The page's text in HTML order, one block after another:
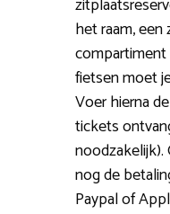
het raam,
fietsen moet
Voer hierna
tickets
nog de
Paypal of